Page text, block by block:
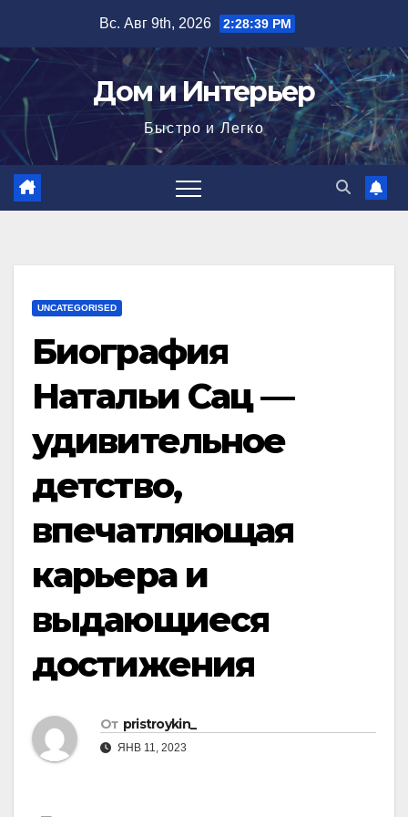
содержимому
Вс. Авг 9th, 2026 2:28:40 PM
Дом и Интерьер
Быстро и Легко
UNCATEGORISED
Биография
Натальи Сац —
удивительное
детство,
впечатляющая
карьера и
выдающиеся
достижения
От pristroykin_
ЯНВ 11, 2023